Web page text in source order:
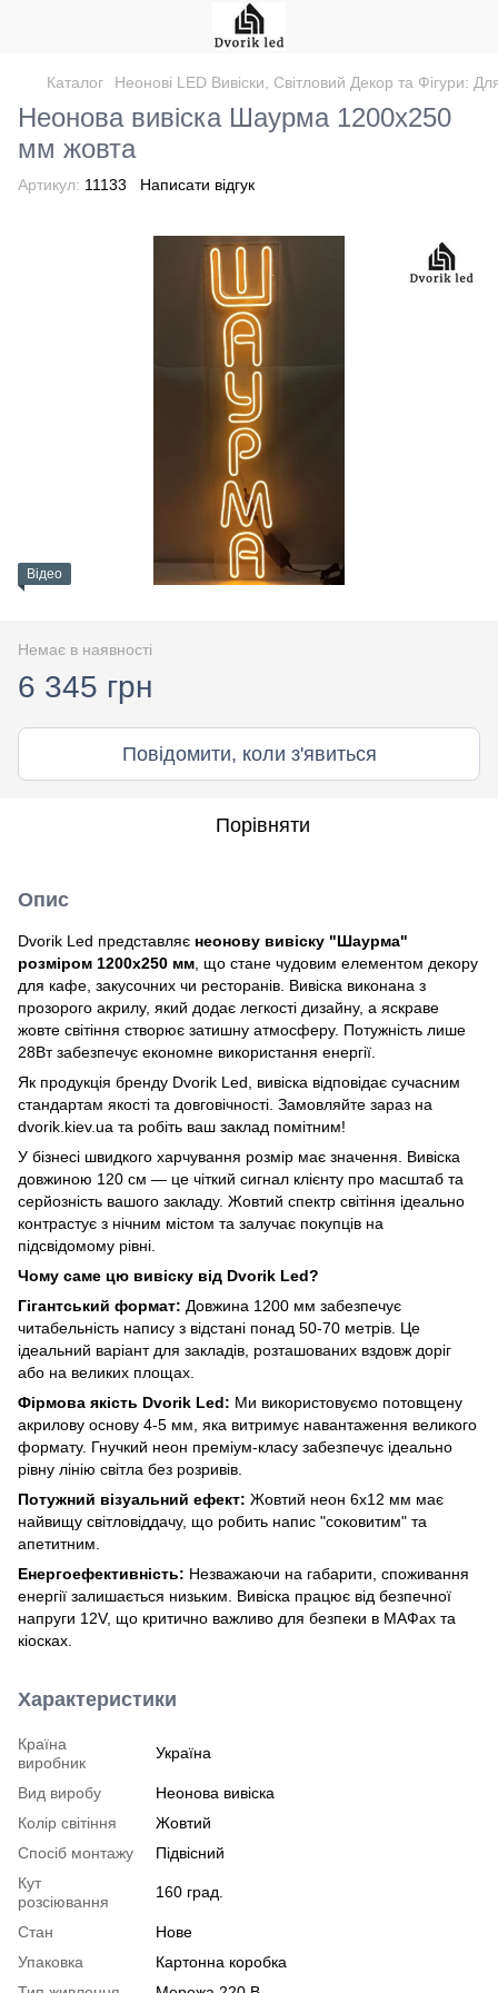
Каталог Неонові LED Вивіски, Світловий Декор та Фігури:
Неонова вивіска Шаурма 1200х250
мм жовта
Артикул: 11133 Написати відгук
Відео
Немає в наявності
6 345 грн
Повідомити, коли з'явиться
Порівняти
Опис
Dvorik Led представляє неонову вивіску "Шаурма"
розміром 1200х250 мм , що стане чудовим елементом декору
для кафе, закусочних чи ресторанів. Вивіска виконана з
прозорого акрилу, який додає легкості дизайну, а яскраве
жовте світіння створює затишну атмосферу. Потужність лише
28Вт забезпечує економне використання енергії.
Як продукція бренду Dvorik Led, вивіска відповідає сучасним
стандартам якості та довговічності. Замовляйте зараз на
dvorik.kiev.ua та робіть ваш заклад помітним!
У бізнесі швидкого харчування розмір має значення. Вивіска
довжиною 120 см — це чіткий сигнал клієнту про масштаб та
серйозність вашого закладу. Жовтий спектр світіння ідеально
контрастує з нічним містом та залучає покупців на
підсвідомому рівні.
Чому саме цю вивіску від Dvorik Led?
Гігантський формат: Довжина 1200 мм забезпечує
читабельність напису з відстані понад 50-70 метрів. Це
ідеальний варіант для закладів, розташованих вздовж доріг
або на великих площах.
Фірмова якість Dvorik Led: Ми використовуємо потовщену
акрилову основу 4-5 мм, яка витримує навантаження великого
формату. Гнучкий неон преміум-класу забезпечує ідеально
рівну лінію світла без розривів.
Потужний візуальний ефект: Жовтий неон 6х12 мм має
найвищу світловіддачу, що робить напис "соковитим" та
апетитним.
Енергоефективність: Незважаючи на габарити, споживання
енергії залишається низьким. Вивіска працює від безпечної
напруги 12V, що критично важливо для безпеки в МАФах та
кіосках.
Характеристики
Країна
виробник
Україна
Вид виробу
Неонова вивіска
Колір світіння
Жовтий
Спосіб монтажу
Підвісний
Кут
розсіювання
160 град.
Стан
Нове
Упаковка
Картонна коробка